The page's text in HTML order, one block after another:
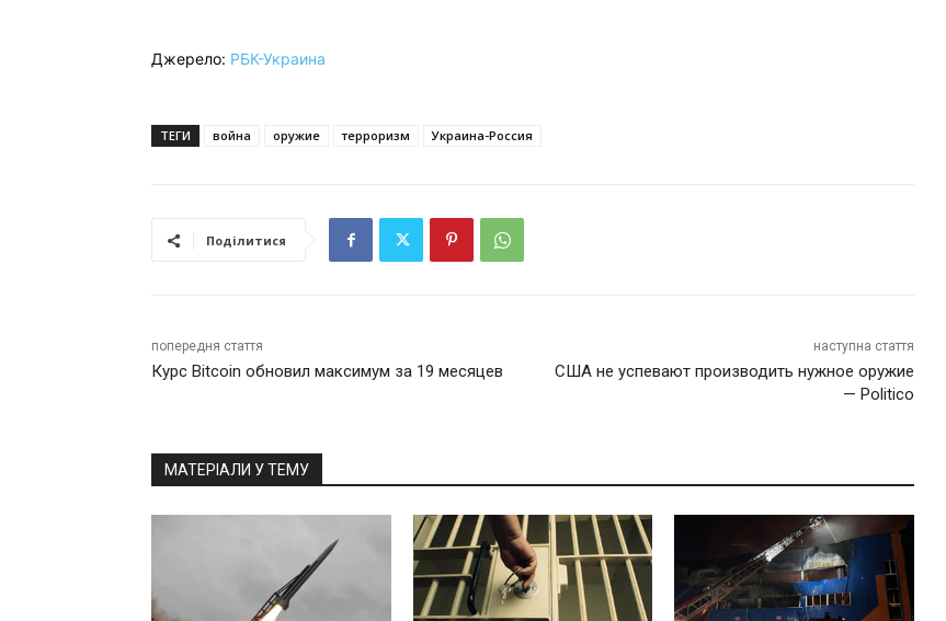
Джерело: РБК-Украина
ТЕГИ война оружие терроризм Украина-Россия
Поділитися
попередня стаття
Курс Bitcoin обновил максимум за 19 месяцев
наступна стаття
США не успевают производить нужное оружие
— Politico
МАТЕРІАЛИ У ТЕМУ